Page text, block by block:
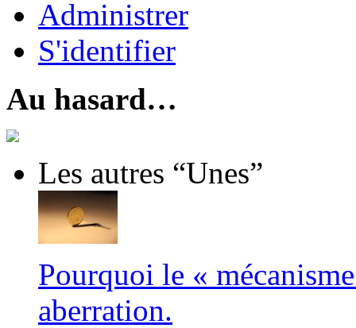
Administrer
S'identifier
Au hasard…
Les autres “Unes”
Pourquoi le «
aberration.